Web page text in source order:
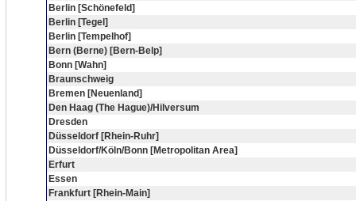
Berlin [Schönefeld]
Berlin [Tegel]
Berlin [Tempelhof]
Bern (Berne) [Bern-Belp]
Bonn [Wahn]
Braunschweig
Bremen [Neuenland]
Den Haag (The Hague)/Hilversum
Dresden
Düsseldorf [Rhein-Ruhr]
Düsseldorf/Köln/Bonn [Metropolitan Area]
Erfurt
Essen
Frankfurt [Rhein-Main]